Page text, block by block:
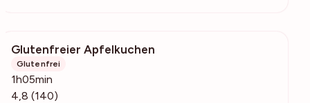
Glutenfreier Apfelkuchen
Glutenfrei
1h05min
4,8 (140)